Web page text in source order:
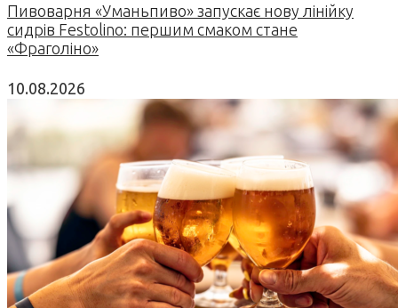
Пивоварня «Уманьпиво» запускає нову лінійку
сидрів Festolino: першим смаком стане
«Фраголіно»
10.08.2026